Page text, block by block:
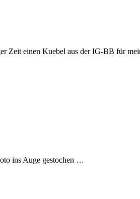
Zeit einen Kuebel aus der IG-BB für
ins Auge gestochen …